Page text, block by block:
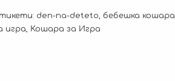
den-na-deteto бебешка кошара
игра
Кошара за Игра